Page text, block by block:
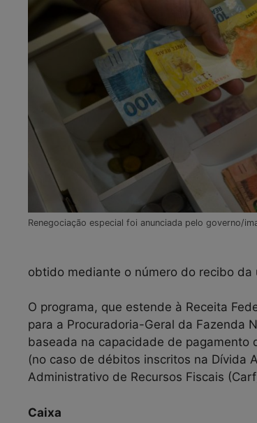
Renegociação especial foi anunciada pelo governo/
obtido mediante o número do recibo
O programa, que estende à Receita
para a Procuradoria-Geral da Fazenda
baseada na capacidade de
(no caso de débitos inscritos na Dívida
Administrativo de Recursos Fiscais
Caixa